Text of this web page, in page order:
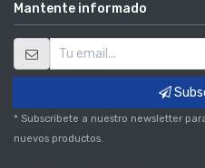
Mantente informado
* Subscribete a nuestro newsletter
nuevos productos.